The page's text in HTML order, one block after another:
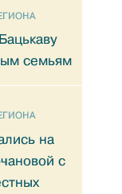
семьям
на
с